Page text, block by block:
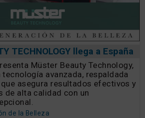
TECHNOLOGY llega a España
Müster Beauty Technology,
avanzada, respaldada
que asegura resultados efectivos y
de alta calidad con un
de la Belleza